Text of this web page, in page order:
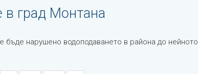
в град Монтана
нарушено водоподаването в района до